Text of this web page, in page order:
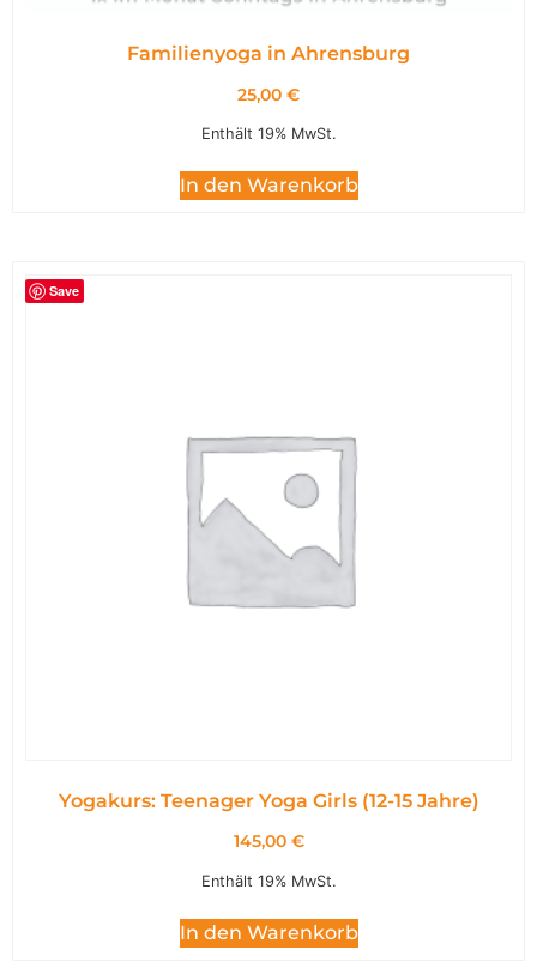
Familienyoga in Ahrensburg
25,00 €
Enthält 19% MwSt.
In den Warenkorb
Save
Yogakurs: Teenager Yoga Girls (12-15 Jahre)
145,00 €
Enthält 19% MwSt.
In den Warenkorb